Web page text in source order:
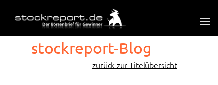
stockreport-Blog
zurück zur Titelübersicht